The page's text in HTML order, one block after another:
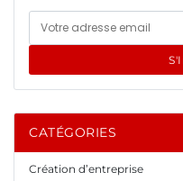
CATÉGORIES
Création d’entreprise